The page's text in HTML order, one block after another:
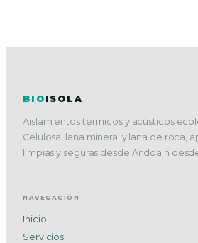
BIO ISOLA
Aislamientos térmicos y acústicos
Celulosa, lana mineral y lana de roca,
limpias y seguras desde Andoain
NAVEGACIÓN
Inicio
Servicios